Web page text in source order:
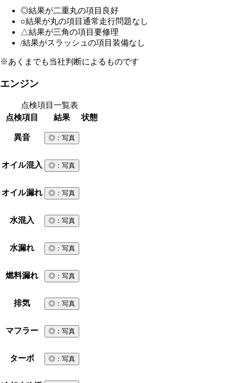
◎結果が二重丸の項目 良好
○結果が丸の項目 通常走行問題なし
△結果が三角の項目 要修理
/結果がスラッシュの項目 装備なし
※あくまでも当社判断によるものです
エンジン
点検項目一覧表
点検項目
結果 状態
異音 ◎ ：写真
オイル混入 ◎ ：写真
オイル漏れ ◎ ：写真
水混入 ◎ ：写真
水漏れ ◎ ：写真
燃料漏れ ◎ ：写真
排気 ◎ ：写真
マフラー ◎ ：写真
ターボ ◎ ：写真